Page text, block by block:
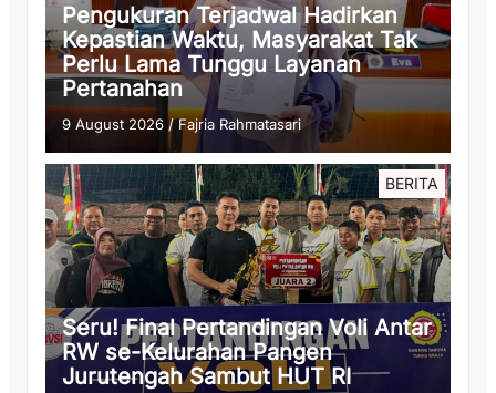
Pengukuran Terjadwal Hadirkan
Kepastian Waktu, Masyarakat Tak
Perlu Lama Tunggu Layanan
Pertanahan
9 August 2026 /Fajria Rahmatasari
BERITA
Seru! Final Pertandingan Voli Antar
RW se-Kelurahan Pangen
Jurutengah Sambut HUT RI